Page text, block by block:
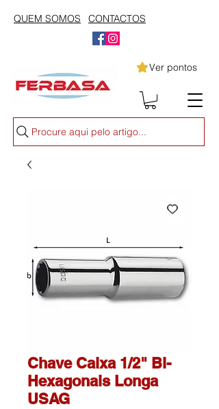
QUEM SOMOS CONTACTOS
Ver pontos
Procure aqui pelo artigo...
Chave Caixa 1/2" Bi-
Hexagonais Longa
USAG